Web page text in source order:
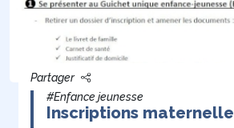
Partager
#Enfance jeunesse
Inscriptions maternelle